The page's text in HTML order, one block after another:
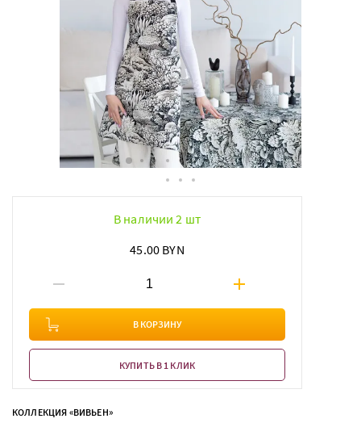
В наличии 2 шт
45.00 BYN
В КОРЗИНУ
КУПИТЬ В 1 КЛИК
КОЛЛЕКЦИЯ «ВИВЬЕН»